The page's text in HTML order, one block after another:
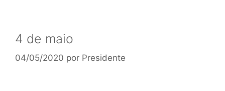
4 de maio
04/05/2020 por Presidente